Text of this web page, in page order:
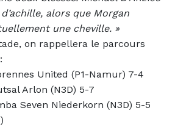
alors que Morgan
une cheville. »
on rappellera le parcours
United (P1-Namur) 7-4
Arlon (N3D) 5-7
Seven Niederkorn (N3D) 5-5